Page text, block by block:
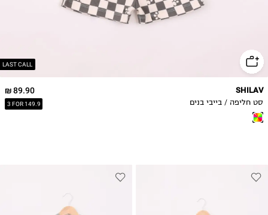
LAST CALL
89.90 ₪
3 FOR 149.9
SHILAV
סט חליפה / בייבי בנים